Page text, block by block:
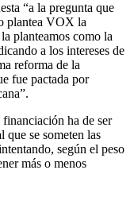
“a la pregunta que
plantea VOX la
planteamos como la
a los intereses de
reforma de la
fue pactada por
ha de ser
que se someten las
según el peso
más o menos